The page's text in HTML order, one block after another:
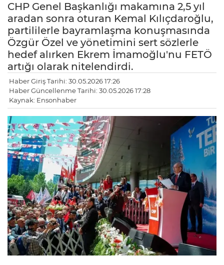
CHP Genel Başkanlığı makamına 2,5 yıl
aradan sonra oturan Kemal Kılıçdaroğlu,
partililerle bayramlaşma konuşmasında
Özgür Özel ve yönetimini sert sözlerle
hedef alırken Ekrem İmamoğlu'nu FETÖ
artığı olarak nitelendirdi.
Haber Giriş Tarihi: 30.05.2026 17:26
Haber Güncellenme Tarihi: 30.05.2026 17:28
Kaynak: Ensonhaber